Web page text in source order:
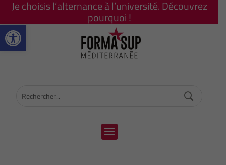
Ouvrir la barre d’outils
Je choisis l’alternance à l’université. Découvrez
pourquoi !